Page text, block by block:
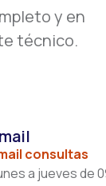
y en
técnico.
consultas
a jueves de